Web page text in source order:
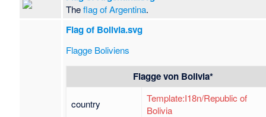
Theflag of Argentina.
Flag of Bolivia.svg
Flagge Boliviens
Flagge von Bolivia*
country
Template:I18n/Republic of
Bolivia